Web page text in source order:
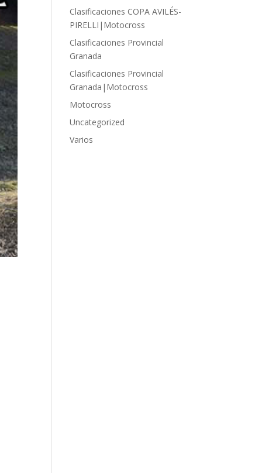
Clasificaciones COPA AVILÉS-
PIRELLI|Motocross
Clasificaciones Provincial
Granada
Clasificaciones Provincial
Granada|Motocross
Motocross
Uncategorized
Varios